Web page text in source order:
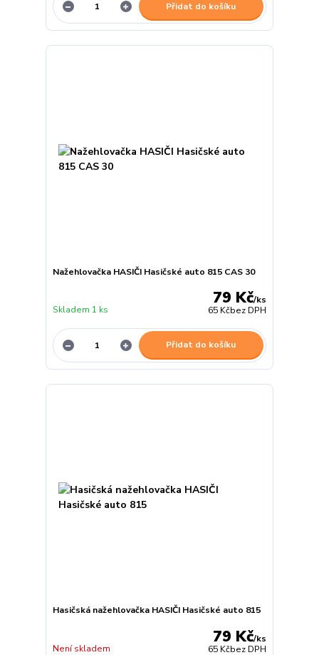
Přidat do košíku
Nažehlovačka HASIČI Hasičské auto 815 CAS 30
79 Kč/ks
65 Kčbez DPH
Skladem 1 ks
Přidat do košíku
Hasičská nažehlovačka HASIČI Hasičské auto 815
79 Kč/ks
65 Kčbez DPH
Není skladem